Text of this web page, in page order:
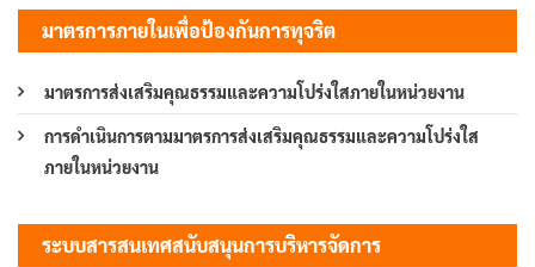
มาตรการภายในเพื่อป้องกันการทุจริต
มาตรการส่งเสริมคุณธรรมและความโปร่งใสภายในหน่วยงาน
การดำเนินการตามมาตรการส่งเสริมคุณธรรมและความโปร่งใส
ภายในหน่วยงาน
ระบบสารสนเทศสนับสนุนการบริหารจัดการ